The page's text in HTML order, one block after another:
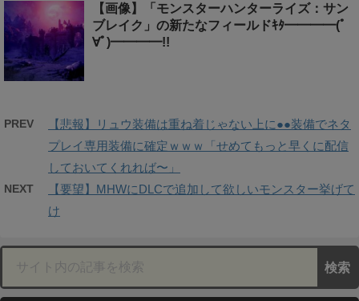
【画像】「モンスターハンターライズ：サン
ブレイク」の新たなフィールドｷﾀ━━━━(ﾟ
∀ﾟ)━━━━!!
PREV
【悲報】リュウ装備は重ね着じゃない上に●●装備でネタ
プレイ専用装備に確定ｗｗｗ「せめてもっと早くに配信
しておいてくれれば〜」
NEXT
【要望】MHWにDLCで追加して欲しいモンスター挙げて
け